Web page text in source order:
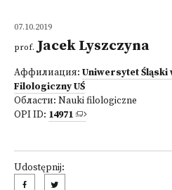
07.10.2019
prof. Jacek Lyszczyna
Аффилиация: Uniwersytet Śląski
Filologiczny UŚ
Области: Nauki filologiczne
OPI ID: 14971
Udostępnij: